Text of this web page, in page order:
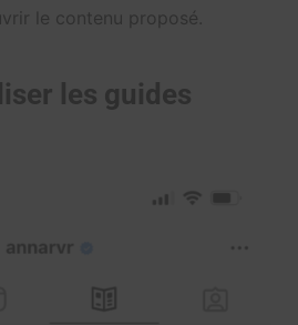
le contenu proposé.
les guides